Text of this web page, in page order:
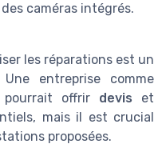
caméras intégrés.
les réparations est un
entreprise comme
pourrait offrir devis et
mais il est crucial
proposées.